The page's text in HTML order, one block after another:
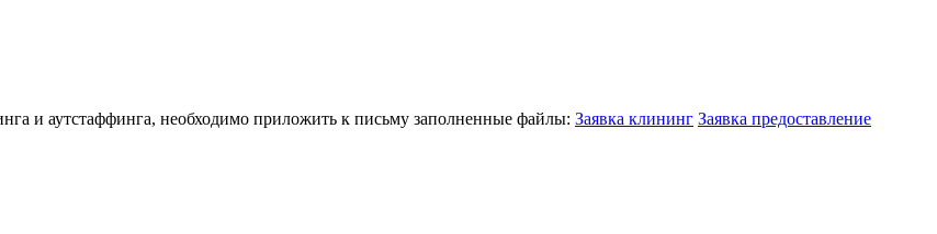
и аутстаффинга, необходимо приложить к письму заполненные файлы: Заявка клининг Заявка предоставление